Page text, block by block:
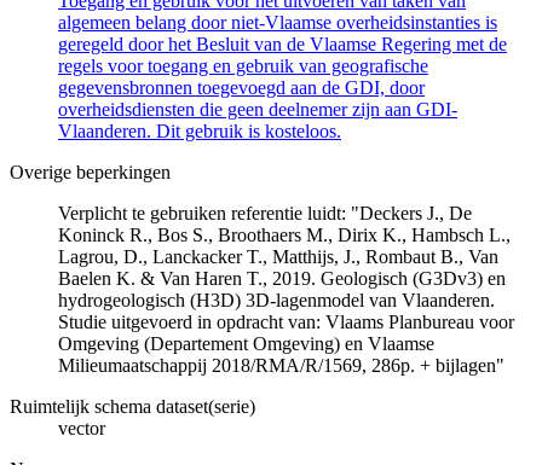
algemeen belang door niet-Vlaamse overheidsinstanties is
geregeld door het Besluit van de Vlaamse Regering met de
regels voor toegang en gebruik van geografische
gegevensbronnen toegevoegd aan de GDI, door
overheidsdiensten die geen deelnemer zijn aan GDI-
Vlaanderen. Dit gebruik is kosteloos.
Overige beperkingen
Verplicht te gebruiken referentie luidt: "Deckers J., De
Koninck R., Bos S., Broothaers M., Dirix K., Hambsch L.,
Lagrou, D., Lanckacker T., Matthijs, J., Rombaut B., Van
Baelen K. & Van Haren T., 2019. Geologisch (G3Dv3) en
hydrogeologisch (H3D) 3D-lagenmodel van Vlaanderen.
Studie uitgevoerd in opdracht van: Vlaams Planbureau voor
Omgeving (Departement Omgeving) en Vlaamse
Milieumaatschappij 2018/RMA/R/1569, 286p. + bijlagen"
Ruimtelijk schema dataset(serie)
vector